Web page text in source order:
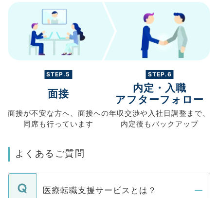
STEP.5
面接
面接が不安な方へ、 面接への
同席も行っています
STEP.6
内定・入職
アフターフォロー
年収交渉や入社日調整まで、
内定後もバックアップ
よくあるご質問
医療転職支援サービスとは？